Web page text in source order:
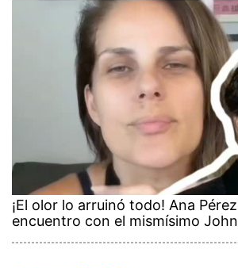
¡El olor lo arruinó todo! Ana
encuentro con el mismísimo